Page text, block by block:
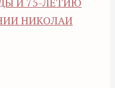
НИКОЛАИ